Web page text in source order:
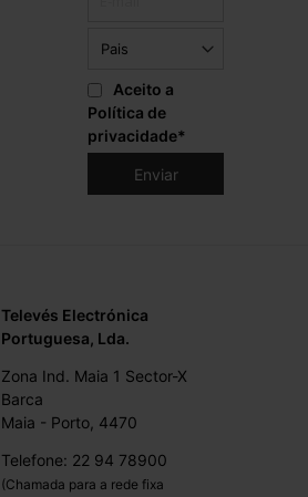
Aceito a
Política de
privacidade*
Televés Electrónica
Portuguesa, Lda.
Zona Ind. Maia 1 Sector-X
Barca
Maia - Porto, 4470
Telefone: 22 94 78900
(Chamada para a rede fixa